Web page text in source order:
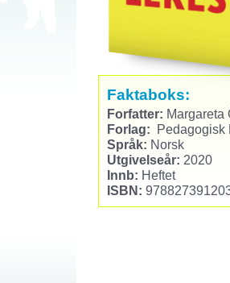
Faktaboks:
Forfatter: Margareta
Forlag: Pedagogisk
Språk: Norsk
Utgivelseår: 2020
Innb: Heftet
ISBN: